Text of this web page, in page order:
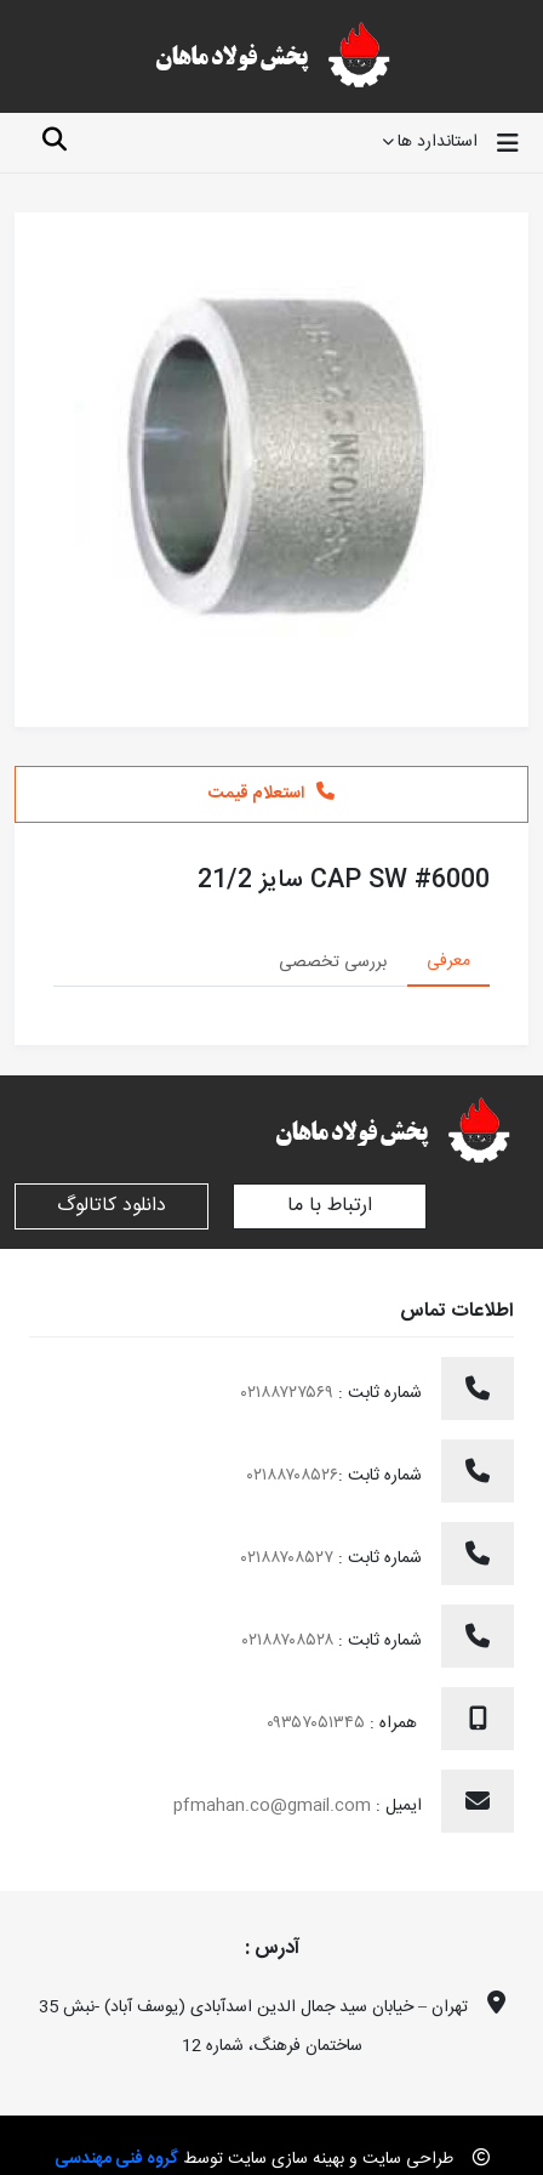
استاندارد ها
استعلام قیمت
CAP SW #6000 سایز 21/2
معرفی بررسی تخصصی
ارتباط با ما دانلود کاتالوگ
اطلاعات تماس
شماره ثابت :
شماره ثابت :۰۲۱۸۸۷۰۸۵۲۶
شماره ثابت :
شماره ثابت :
همراه :
ایمیل : pfmahan.co@gmail.com
آدرس :
تهران – خیابان سید جمال الدین اسدآبادی (یوسف آباد) -نبش 35
ساختمان فرهنگ، شماره 12
طراحی سایت و بهینه سازی سایت توسطگروه فنی مهندسی